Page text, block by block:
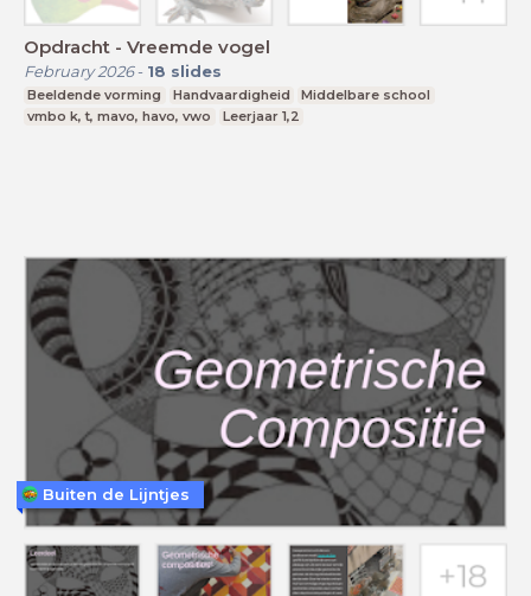
Opdracht - Vreemde vogel
February 2026- 18 slides
Beeldende vorming Handvaardigheid
Middelbare school
vmbo k, t, mavo, havo, vwo
Leerjaar 1,2
Buiten de Lijntjes